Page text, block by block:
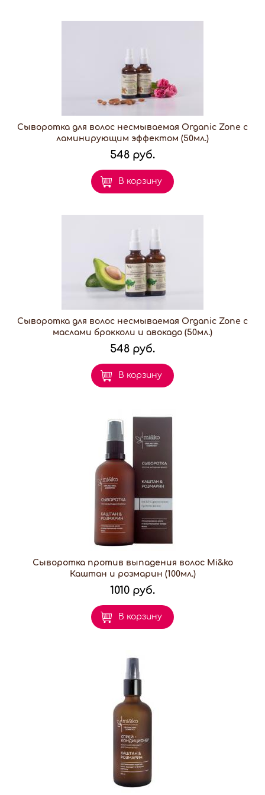
Сыворотка для волос несмываемая Organic Zone с
ламинирующим эффектом (50мл.)
548 руб.
В корзину
Сыворотка для волос несмываемая Organic Zone с
маслами брокколи и авокадо (50мл.)
548 руб.
В корзину
Сыворотка против выпадения волос Mi&ko
Каштан и розмарин (100мл.)
1010 руб.
В корзину